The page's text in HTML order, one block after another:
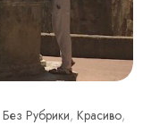
Без Рубрики, Красиво,